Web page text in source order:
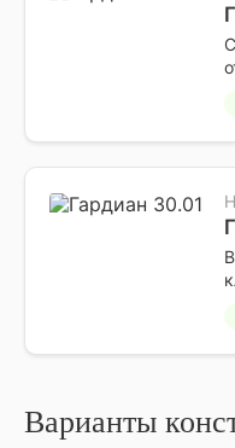
Варианты